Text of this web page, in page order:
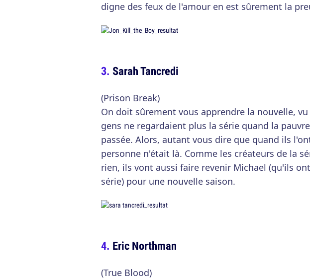
digne des feux de l'amour en est sûrement la
Sarah Tancredi
(Prison Break)
On doit sûrement vous apprendre la nouvelle,
gens ne regardaient plus la série quand la
passée. Alors, autant vous dire que quand ils
personne n'était là. Comme les créateurs de la
rien, ils vont aussi faire revenir Michael (qu'ils
série) pour une nouvelle saison.
Eric Northman
(True Blood)